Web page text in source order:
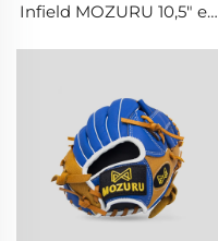
Infield MOZURU 10,5" em